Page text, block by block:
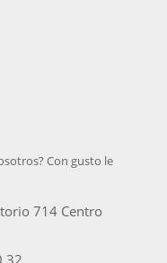
Con gusto le
714 Centro